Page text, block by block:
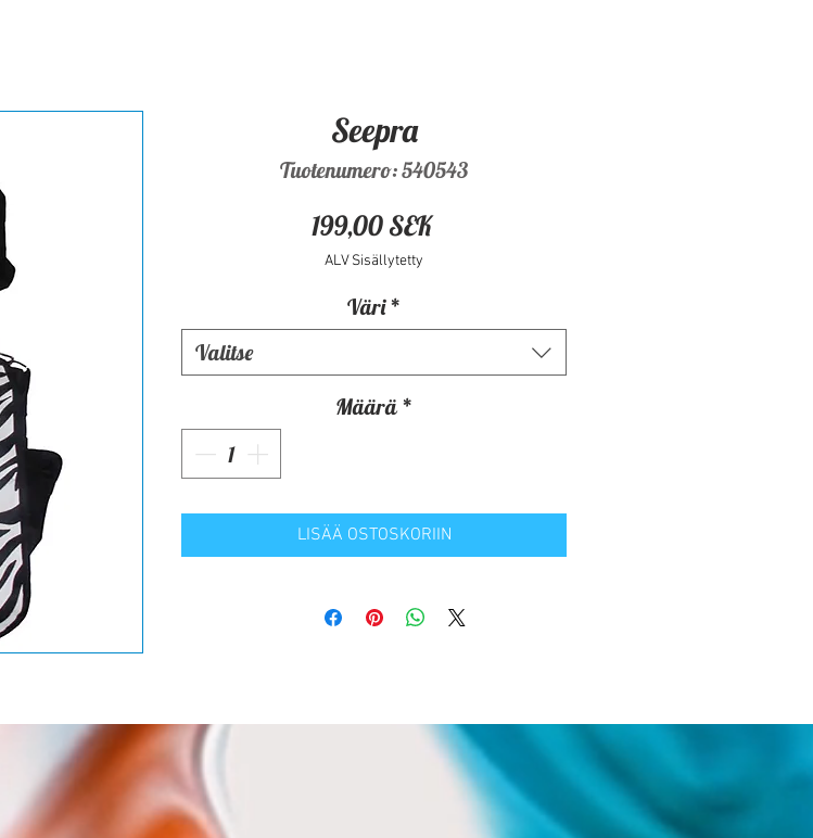
Seepra
Tuotenumero: 540543
199,00 SEKHinta
ALV Sisällytetty
Väri *
Valitse
Määrä *
LISÄÄ OSTOSKORIIN